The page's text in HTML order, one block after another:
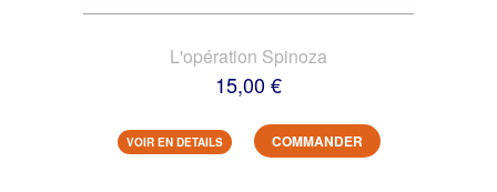
L'opération Spinoza
15,00 €
VOIR EN DETAILS COMMANDER